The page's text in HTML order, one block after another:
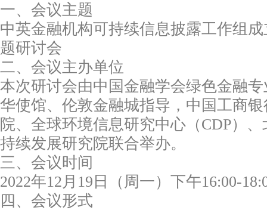
一、会议主题
中英金融机构可持续信息披露工作组
题研讨会
二、会议主办单位
本次研讨会由中国金融学会绿色金融
华使馆、伦敦金融城指导，中国工商
院、全球环境信息研究中心（CDP）
持续发展研究院联合举办。
三、会议时间
2022年12月19日（周一）下午16:00-
四、会议形式